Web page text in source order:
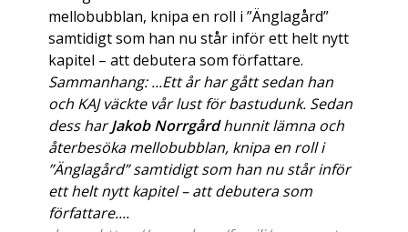
mellobubblan, knipa en roll i ”Änglagård”
samtidigt som han nu står inför ett helt nytt
kapitel – att debutera som författare.
Sammanhang: ...Ett år har gått sedan han
och KAJ väckte vår lust för bastudunk. Sedan
dess harJakob Norrgårdhunnit lämna och
återbesöka mellobubblan, knipa en roll i
”Änglagård” samtidigt som han nu står inför
ett helt nytt kapitel – att debutera som
författare....